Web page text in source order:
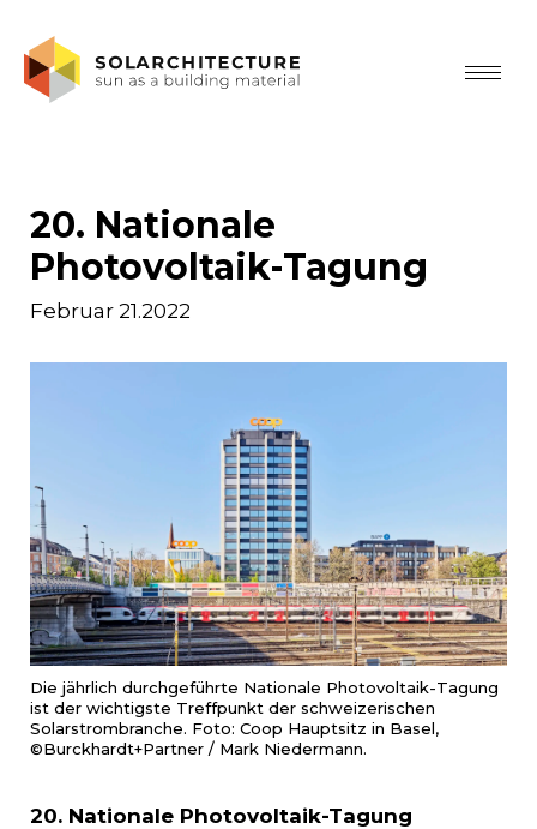
20. Nationale
Photovoltaik-Tagung
Februar 21.2022
Die jährlich durchgeführte Nationale Photovoltaik-Tagung
ist der wichtigste Treffpunkt der schweizerischen
Solarstrombranche. Foto: Coop Hauptsitz in Basel,
©Burckhardt+Partner / Mark Niedermann.
20. Nationale Photovoltaik-Tagung